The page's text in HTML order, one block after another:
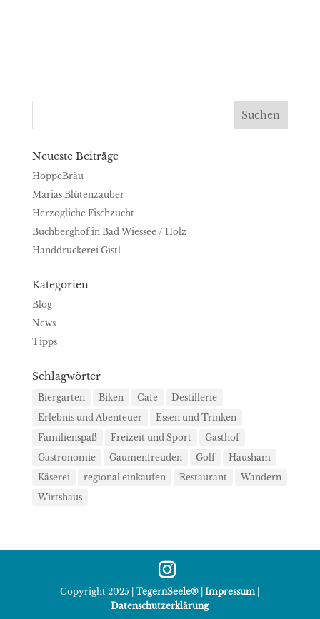
Neueste Beiträge
HoppeBräu
Marias Blütenzauber
Herzogliche Fischzucht
Buchberghof in Bad Wiessee / Holz
Handdruckerei Gistl
Kategorien
Blog
News
Tipps
Schlagwörter
Biergarten Biken Cafe
Destillerie
Erlebnis und Abenteuer
Essen und Trinken
Familienspaß
Freizeit und Sport
Gasthof
Gastronomie
Gaumenfreuden Golf
Hausham
Käserei
regional einkaufen Restaurant
Wandern
Wirtshaus
Copyright 2025 |TegernSeele® |Impressum
Datenschutzerklärung